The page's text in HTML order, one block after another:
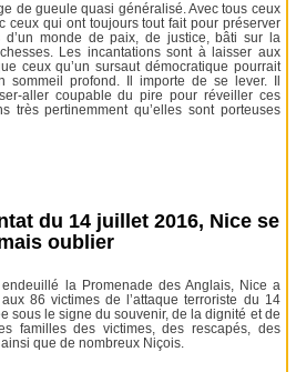
de gueule quasi généralisé. Avec tous ceux
ceux qui ont toujours tout fait pour préserver
d’un monde de paix, de justice, bâti sur la
Les incantations sont à laisser aux
ceux qu’un sursaut démocratique pourrait
sommeil profond. Il importe de se lever. Il
aller coupable du pire pour réveiller ces
très pertinemment qu’elles sont porteuses
du 14 juillet 2016, Nice se
oublier
la Promenade des Anglais, Nice a
86 victimes de l’attaque terroriste du 14
sous le signe du souvenir, de la dignité et de
familles des victimes, des rescapés, des
que de nombreux Niçois.